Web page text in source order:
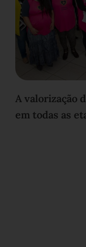
A valorização
em todas as